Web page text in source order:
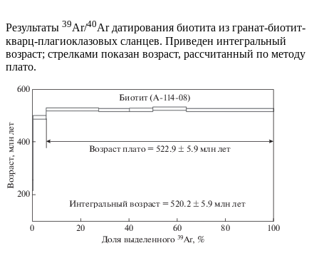
Результаты 39Ar/40Ar датирования биотита из гранат-биотит-
кварц-плагиоклазовых сланцев. Приведен интегральный
возраст; стрелками показан возраст, рассчитанный по методу
плато.